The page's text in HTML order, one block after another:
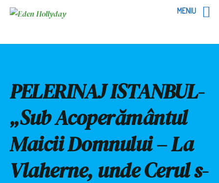
PELERINAJ ISTANBUL-
„Sub Acoperământul
Maicii Domnului – La
Vlaherne, unde Cerul s-
MENIU